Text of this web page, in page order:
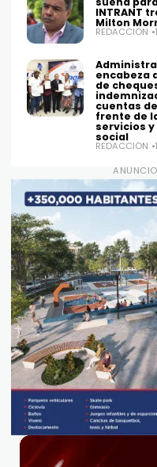
INTRANT
Milton
REDACCIÓN
encabeza
de
cuentas
frente de
servicios
social
REDACCIÓN